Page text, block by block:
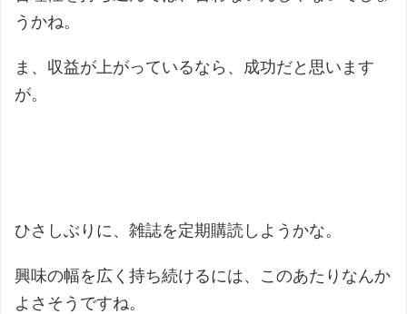
うかね。
ま、収益が上がっているなら、成功だと思います
が。
ひさしぶりに、雑誌を定期購読しようかな。
興味の幅を広く持ち続けるには、このあたりなんか
よさそうですね。